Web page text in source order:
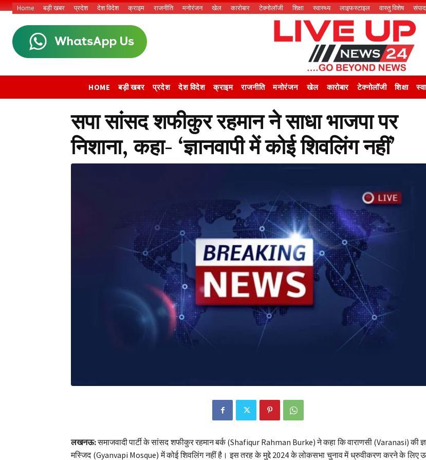
Home बड़ी खबर प्रदेश देश विदेश क्राइम राजनीति मनोरंजन खेल कारोबार टेक्नोलॉजी शिक्षा स्वास्थ्य लाइफस्टाइल वास्तु विशेष
HOME बड़ी खबर प्रदेश देश विदेश क्राइम राजनीति मनोरंजन खेल कारोबार टेक्नोलॉजी शिक्षा
सपा सांसद शफीकुर रहमान ने साधा भाजपा पर
निशाना, कहा- ‘ज्ञानवापी में कोई शिवलिंग नहीं’
लखनऊ:समाजवादी पार्टी के सांसद शफीकुर रहमान बर्क (Shafiqur Rahman Burke) ने कहा कि वाराणसी (Varanasi) की
मस्जिद (Gyanvapi Mosque) में कोई शिवलिंग नहीं है। इस तरह के मुद्दे 2024 के लोकसभा चुनाव में ध्रुवीकरण करने के लिए